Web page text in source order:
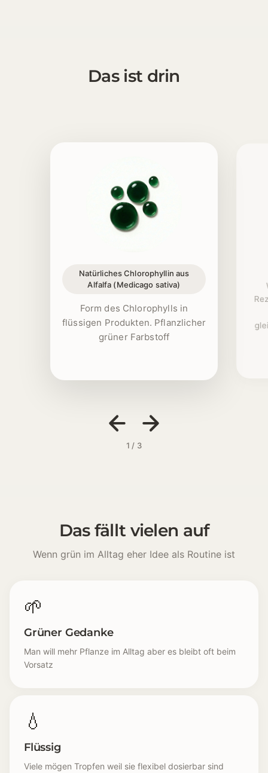
Das ist drin
Natürliches Chlorophyllin aus
Alfalfa (Medicago sativa)
Form des Chlorophylls in
flüssigen Produkten. Pflanzlicher
grüner Farbstoff
1 / 3
Das fällt vielen auf
Wenn grün im Alltag eher Idee als Routine ist
🌱
Grüner Gedanke
Man will mehr Pflanze im Alltag aber es bleibt oft beim
Vorsatz
💧
Flüssig
Viele mögen Tropfen weil sie flexibel dosierbar sind